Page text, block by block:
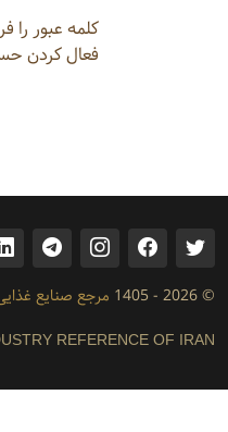
کلمه عبور را
فعال کردن
© 2026 - 1405 مرجع صنایع
REFERENCE OF IRAN